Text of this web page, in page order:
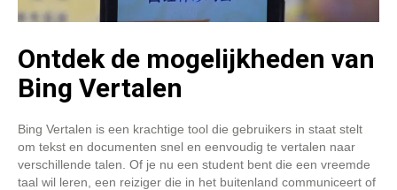
Ontdek de mogelijkheden van
Bing Vertalen
Bing Vertalen is een krachtige tool die gebruikers in staat stelt
om tekst en documenten snel en eenvoudig te vertalen naar
verschillende talen. Of je nu een student bent die een vreemde
taal wil leren, een reiziger die in het buitenland communiceert of